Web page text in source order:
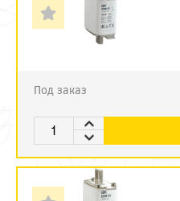
Под заказ